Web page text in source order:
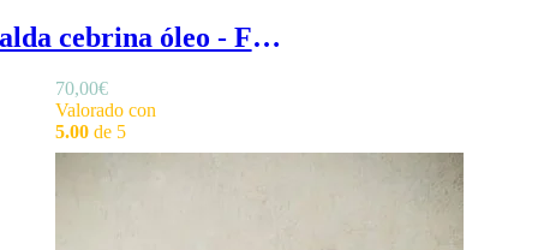
Falda cebrina óleo - Falda invitada boda con estampado en corte midi asimétrico
70,00€
Valorado con
5.00 de 5